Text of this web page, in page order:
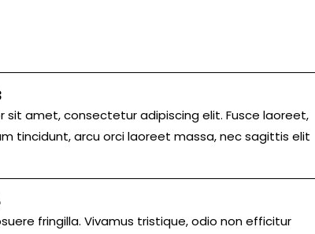
sit amet, consectetur adipiscing elit. Fusce laoreet,
tincidunt, arcu orci laoreet massa, nec sagittis elit
fringilla. Vivamus tristique, odio non efficitur